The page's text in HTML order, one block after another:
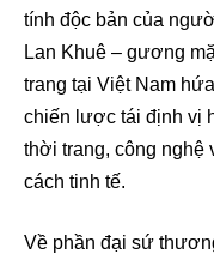
tính độc bản của
Lan Khuê – gương
trang tại Việt Nam
chiến lược tái định vị
thời trang, công nghệ
cách tinh tế.
Về phần đại sứ